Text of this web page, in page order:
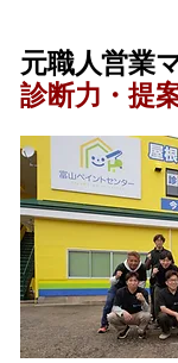
元職人営業
診断力・提